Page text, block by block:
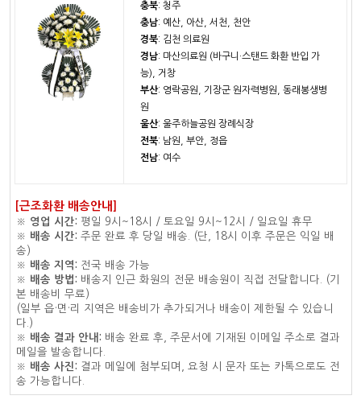
충북: 청주
충남: 예산, 아산, 서천, 천안
경북: 김천 의료원
경남: 마산의료원 (바구니·스탠드 화환 반입 가
능), 거창
부산: 영락공원, 기장군 원자력병원, 동래봉생병
원
울산: 울주하늘공원 장례식장
전북: 남원, 부안, 정읍
전남: 여수
[근조화환 배송안내]
※ 영업 시간: 평일 9시~18시 / 토요일 9시~12시 / 일요일 휴무
※ 배송 시간: 주문 완료 후 당일 배송. (단, 18시 이후 주문은 익일 배
송)
※ 배송 지역: 전국 배송 가능
※ 배송 방법: 배송지 인근 화원의 전문 배송원이 직접 전달합니다. (기
본 배송비 무료)
(일부 읍·면·리 지역은 배송비가 추가되거나 배송이 제한될 수 있습니
다.)
※ 배송 결과 안내: 배송 완료 후, 주문서에 기재된 이메일 주소로 결과
메일을 발송합니다.
※ 배송 사진: 결과 메일에 첨부되며, 요청 시 문자 또는 카톡으로도 전
송 가능합니다.